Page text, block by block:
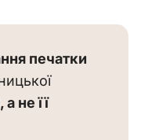
печатки
не її